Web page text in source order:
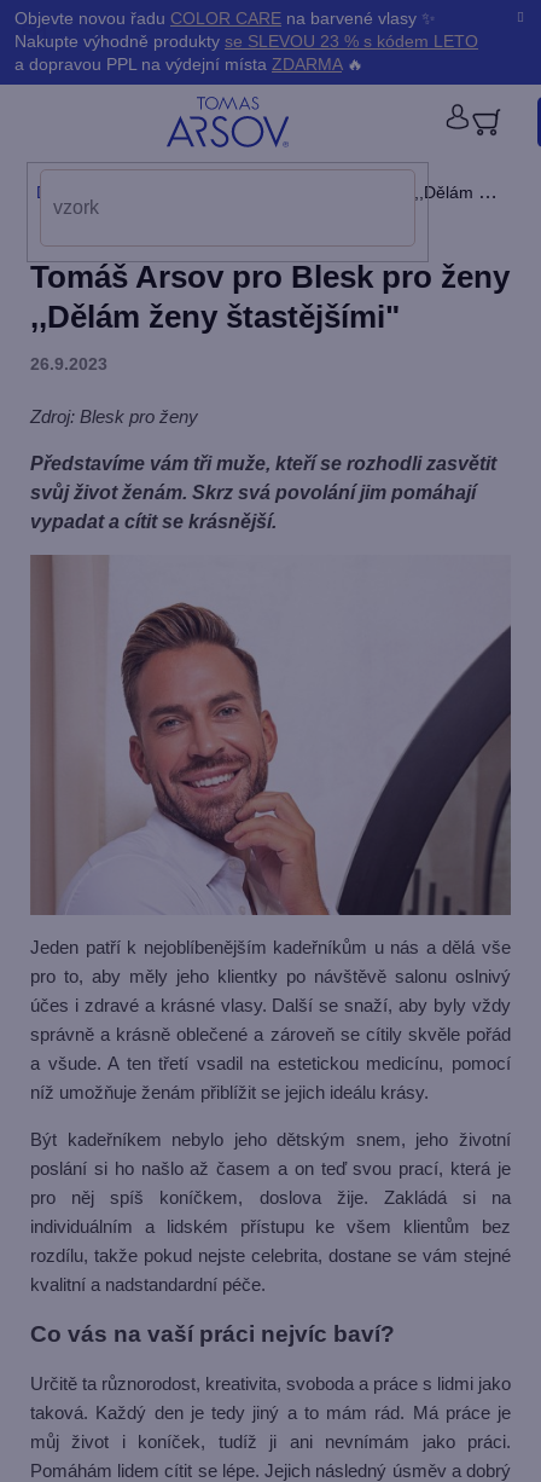
Přejít
na
obsah
Objevte novou řadu COLOR CARE na barvené vlasy ✨
Nakupte výhodně produkty se SLEVOU 23 % s kódem LETO
a dopravou PPL na výdejní místa ZDARMA🔥
Domů Tomáš Arsov pro Blesk pro ženy ,,Dělám ženy štastějšími"
Tomáš Arsov pro Blesk pro ženy
,,Dělám ženy štastějšími"
26.9.2023
Zdroj: Blesk pro ženy
Představíme vám tři muže, kteří se rozhodli zasvětit
svůj život ženám. Skrz svá povolání jim pomáhají
vypadat a cítit se krásnější.
Jeden patří k nejoblíbenějším kadeřníkům u nás a dělá vše
pro to, aby měly jeho klientky po návštěvě salonu oslnivý
účes i zdravé a krásné vlasy. Další se snaží, aby byly vždy
správně a krásně oblečené a zároveň se cítily skvěle pořád
a všude. A ten třetí vsadil na estetickou medicínu, pomocí
níž umožňuje ženám přiblížit se jejich ideálu krásy.
Být kadeřníkem nebylo jeho dětským snem, jeho životní
poslání si ho našlo až časem a on teď svou prací, která je
pro něj spíš koníčkem, doslova žije. Zakládá si na
individuálním a lidském přístupu ke všem klientům bez
rozdílu, takže pokud nejste celebrita, dostane se vám stejné
kvalitní a nadstandardní péče.
Co vás na vaší práci nejvíc baví?
Určitě ta různorodost, kreativita, svoboda a práce s lidmi jako
taková. Každý den je tedy jiný a to mám rád. Má práce je
můj život i koníček, tudíž ji ani nevnímám jako práci.
Pomáhám lidem cítit se lépe. Jejich následný úsměv a dobrý
K
o
Zpět
Zpět